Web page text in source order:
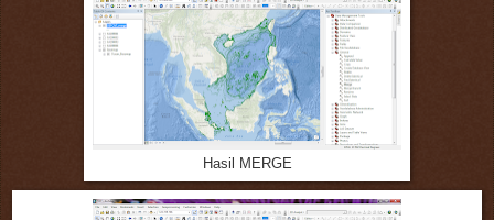
Hasil MERGE